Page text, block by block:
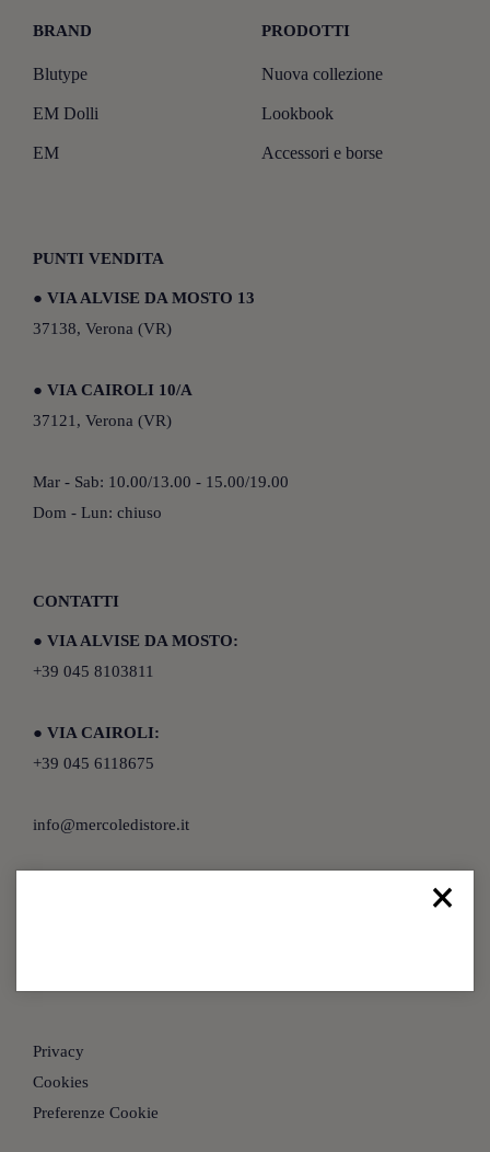
BRAND
Blutype
EM Dolli
EM
PRODOTTI
Nuova collezione
Lookbook
Accessori e borse
PUNTI VENDITA
● VIA ALVISE DA MOSTO 13
37138, Verona (VR)
● VIA CAIROLI 10/A
37121, Verona (VR)
Mar - Sab: 10.00/13.00 - 15.00/19.00
Dom - Lun: chiuso
CONTATTI
● VIA ALVISE DA MOSTO:
+39 045 8103811
● VIA CAIROLI:
+39 045 6118675
info@mercoledistore.it
Privacy
Cookies
Preferenze Cookie
×